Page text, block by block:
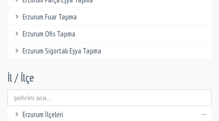
Erzurum Fuar Taşıma
Erzurum Ofis Taşıma
Erzurum Sigortalı Eşya Taşıma
İl / İlçe
Erzurum İlçeleri